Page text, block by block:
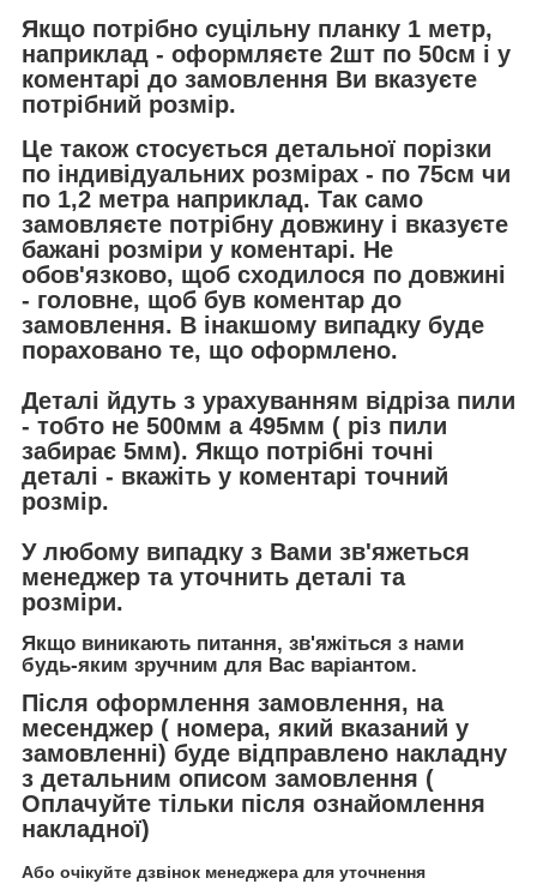
Якщо потрібно суцільну планку 1 метр,
наприклад - оформляєте 2шт по 50см і у
коментарі до замовлення Ви вказуєте
потрібний розмір.
Це також стосується детальної порізки
по індивідуальних розмірах - по 75см чи
по 1,2 метра наприклад. Так само
замовляєте потрібну довжину і вказуєте
бажані розміри у коментарі. Не
обов'язково, щоб сходилося по довжині
- головне, щоб був коментар до
замовлення. В інакшому випадку буде
пораховано те, що оформлено.
Деталі йдуть з урахуванням відріза пили
- тобто не 500мм а 495мм ( різ пили
забирає 5мм). Якщо потрібні точні
деталі - вкажіть у коментарі точний
розмір.
У любому випадку з Вами зв'яжеться
менеджер та уточнить деталі та
розміри.
Якщо виникають питання, зв'яжіться з нами
будь-яким зручним для Вас варіантом.
Після оформлення замовлення, на
месенджер ( номера, який вказаний у
замовленні) буде відправлено накладну
з детальним описом замовлення (
Оплачуйте тільки після ознайомлення
накладної)
Або очікуйте дзвінок менеджера для уточнення